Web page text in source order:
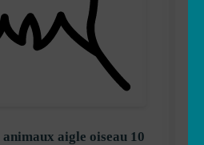
aigle oiseau 10